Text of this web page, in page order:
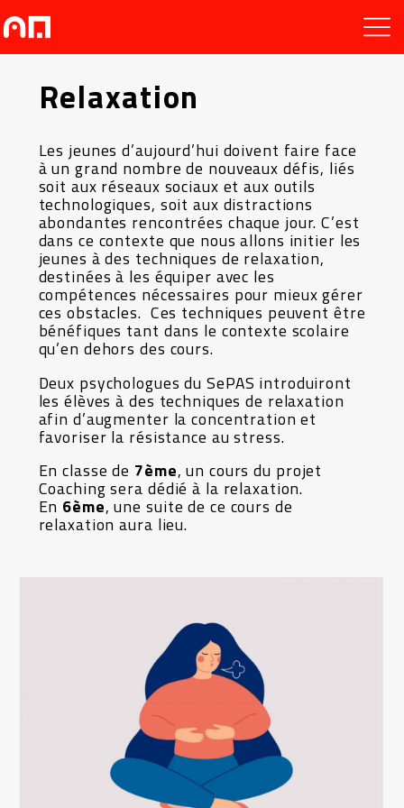
Relaxation
Les jeunes d’aujourd’hui doivent faire face
à un grand nombre de nouveaux défis, liés
soit aux réseaux sociaux et aux outils
technologiques, soit aux distractions
abondantes rencontrées chaque jour. C’est
dans ce contexte que nous allons initier les
jeunes à des techniques de relaxation,
destinées à les équiper avec les
compétences nécessaires pour mieux gérer
ces obstacles. Ces techniques peuvent être
bénéfiques tant dans le contexte scolaire
qu’en dehors des cours.
Deux psychologues du SePAS introduiront
les élèves à des techniques de relaxation
afin d’augmenter la concentration et
favoriser la résistance au stress.
En classe de 7ème, un cours du projet
Coaching sera dédié à la relaxation.
En 6ème, une suite de ce cours de
relaxation aura lieu.